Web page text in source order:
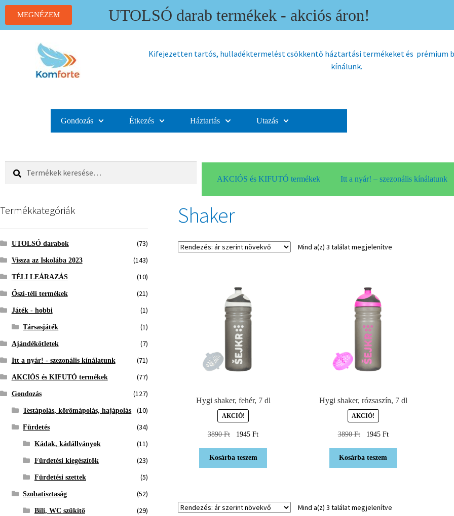
MEGNÉZEM UTOLSÓ darab termékek - akciós áron!
Kifejezetten tartós, hulladéktermelést csökkentő háztartási termékeket és prémium
kínálunk.
Gondozás Étkezés Háztartás Utazás
Keresés
AKCIÓS és KIFUTÓ termékek Itt a nyár! – szezonális kínálatunk
Shaker
Mind a(z) 3 találat megjelenítve
Hygi shaker, fehér, 7 dl
AKCIÓ!
3890Ft 1945Ft
Kosárba teszem
Hygi shaker, rózsaszín, 7 dl
AKCIÓ!
3890Ft 1945Ft
Kosárba teszem
Mind a(z) 3 találat megjelenítve
Termékkategóriák
UTOLSÓ darabok (73)
Vissza az Iskolába 2023 (143)
TÉLI LEÁRAZÁS (10)
Őszi-téli termékek (21)
Játék - hobbi (1)
Társasjáték (1)
Ajándékötletek (7)
Itt a nyár! - szezonális kínálatunk (71)
AKCIÓS és KIFUTÓ termékek (77)
Gondozás (127)
Testápolás, körömápolás, hajápolás (10)
Fürdetés (34)
Kádak, kádállványok (11)
Fürdetési kiegészítők (23)
Fürdetési szettek (5)
Szobatisztaság (52)
Bili, WC szűkítő (29)